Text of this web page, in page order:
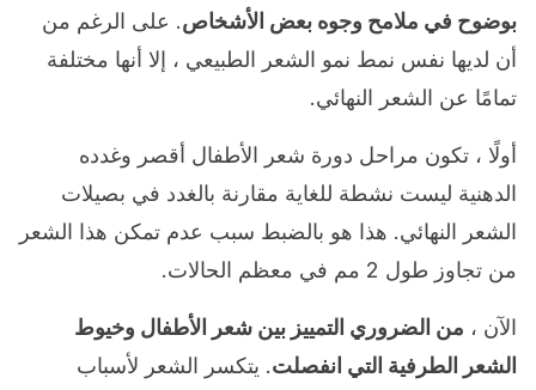
بوضوح في ملامح وجوه بعض الأشخاص. على الرغم من
أن لديها نفس نمط نمو الشعر الطبيعي ، إلا أنها مختلفة
تمامًا عن الشعر النهائي.
أولًا ، تكون مراحل دورة شعر الأطفال أقصر وغدده
الدهنية ليست نشطة للغاية مقارنة بالغدد في بصيلات
الشعر النهائي. هذا هو بالضبط سبب عدم تمكن هذا الشعر
من تجاوز طول 2 مم في معظم الحالات.
الآن ، من الضروري التمييز بين شعر الأطفال وخيوط
الشعر الطرفية التي انفصلت. يتكسر الشعر لأسباب